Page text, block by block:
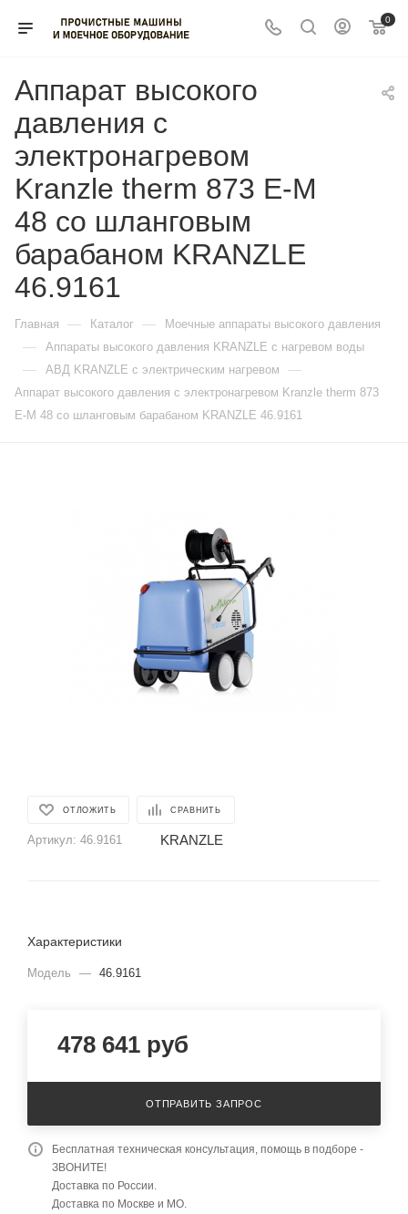
0
Аппарат высокого
давления с
электронагревом
Kranzle therm 873 E-M
48 со шланговым
барабаном KRANZLE
46.9161
Главная — Каталог — Моечные аппараты высокого давления
— Аппараты высокого давления KRANZLE с нагревом воды
— АВД KRANZLE с электрическим нагревом —
Аппарат высокого давления с электронагревом Kranzle therm 873
E-M 48 со шланговым барабаном KRANZLE 46.9161
ОТЛОЖИТЬ СРАВНИТЬ
Артикул: 46.9161 KRANZLE
Характеристики
Модель — 46.9161
478 641 руб
ОТПРАВИТЬ ЗАПРОС
Бесплатная техническая консультация, помощь в подборе -
ЗВОНИТЕ!
Доставка по России.
Доставка по Москве и МО.